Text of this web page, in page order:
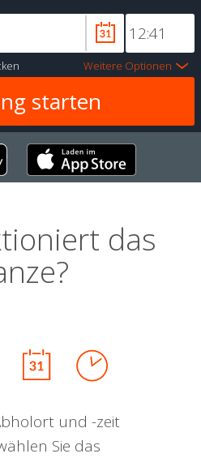
Weitere Optionen
das
und -zeit
Sie das